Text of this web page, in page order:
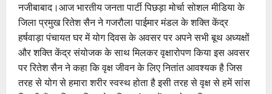
नजीबाबाद।आज भारतीय जनता पार्टी पिछड़ा मोर्चा सोशल मीडिया के
जिला प्रमुख रितेश सैन ने गजरौला पाईमार मंडल के शक्ति केंद्र
हर्षवाड़ा पंचायत घर में योग दिवस के अवसर पर अपने सभी बूथ अध्यक्षों
और शक्ति केंद्र संयोजक के साथ मिलकर वृक्षारोपण किया इस अवसर
पर रितेश सैन ने कहा कि वृक्ष जीवन के लिए नितांत आवश्यक है जिस
तरह से योग से हमारा शरीर स्वस्थ होता है इसी तरह से वृक्ष से हमें सांस